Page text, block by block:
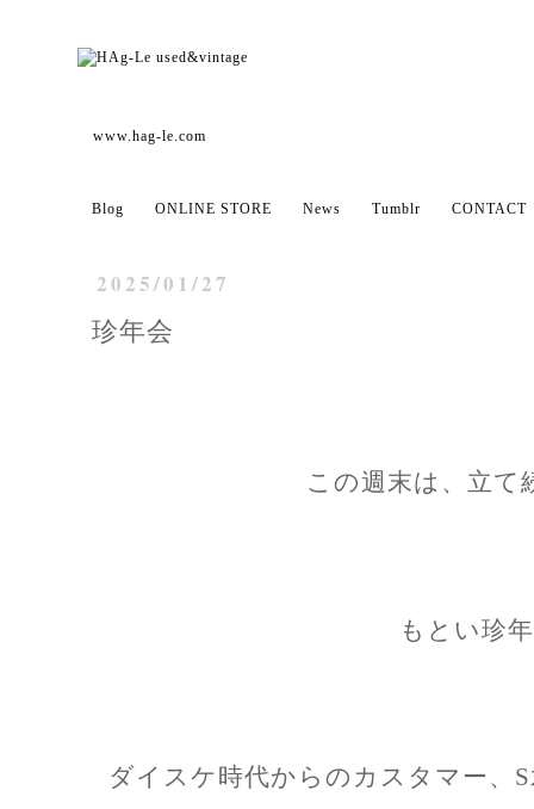
www.hag-le.com
Blog ONLINE STORE News Tumblr CONTACT
2025/01/27
珍年会
この週末は、立て
もとい珍
ダイスケ時代からのカスタマー、